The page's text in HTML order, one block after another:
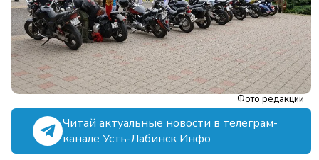
Фото редакции
Читай актуальные новости в телеграм-
канале Усть-Лабинск Инфо